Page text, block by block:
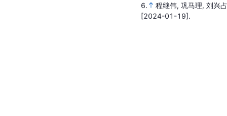
6.
程继伟, 巩马理, 刘兴
[2024-01-19].